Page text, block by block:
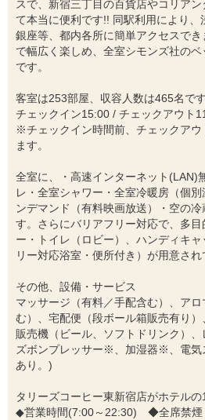
スで、新宿三丁目の百貨店やコリア
て本当に便利です!! 同駅利用により、
銀座等、都内各所に簡単アクセスで
で幅広く楽しめ、全室シモンズ社の
です。
客室は253部屋、収容人数は465名です
チェックイン15:00 / チェックアウト
※チェックイン時間前、チェックア
ます。
全室に、・高速インターネット(LAN)
レ・全室シャワー・全室冷暖房（個
ンデマンド（有料映画放送）・空の
す。さらにバリアフリー対応で、多
ー・トイレ（ロビー）、ハンディキ
リー対応浴室・便所付き）が用意され
その他、設備・サービス
マッサージ（有料／手配含む）、ア
む）、宅配便（段ボール箱販売有り
販売機（ビール、ソフトドリンク）
ズボンプレッサー※、加湿器※、電
あり。)
タリーズコーヒー東新宿店がホテルの
◆営業時間(7:00～22:30) ◆全席禁煙